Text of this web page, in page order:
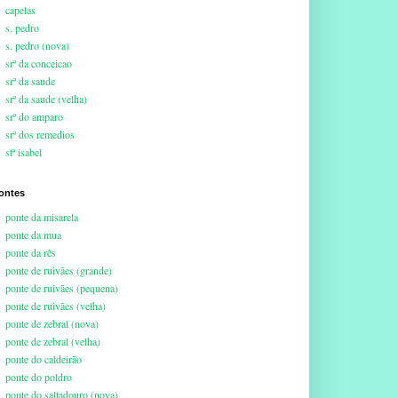
capelas
s. pedro
s. pedro (nova)
srª da conceicao
srª da saude
srª da saude (velha)
srª do amparo
srª dos remedios
stª isabel
ponte da misarela
ponte da mua
ponte da rês
ponte de ruivães (grande)
ponte de ruivães (pequena)
ponte de ruivães (velha)
ponte de zebral (nova)
ponte de zebral (velha)
ponte do caldeirão
ponte do poldro
ponte do saltadouro (nova)